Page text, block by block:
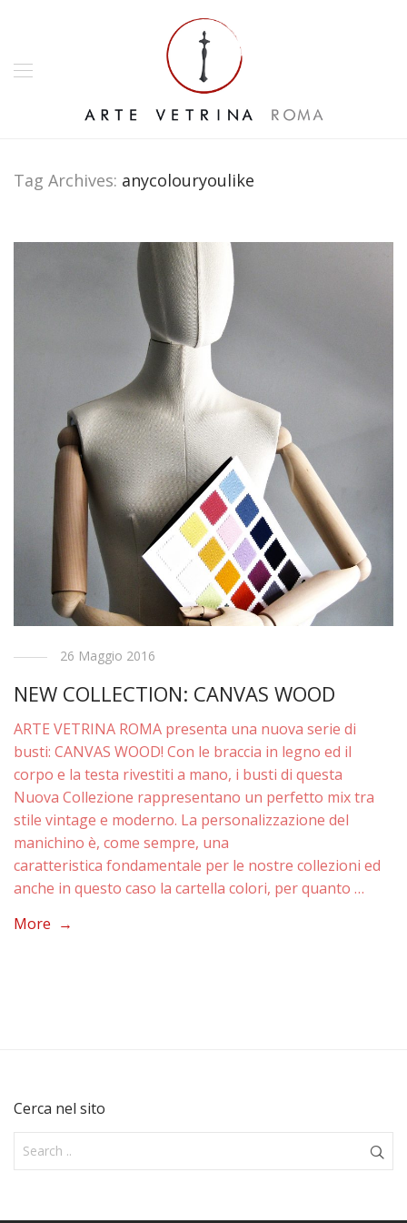
Tag Archives: anycolouryoulike
26 Maggio 2016
NEW COLLECTION: CANVAS WOOD
ARTE VETRINA ROMA presenta una nuova serie di
busti: CANVAS WOOD! Con le braccia in legno ed il
corpo e la testa rivestiti a mano, i busti di questa
Nuova Collezione rappresentano un perfetto mix tra
stile vintage e moderno. La personalizzazione del
manichino è, come sempre, una
caratteristica fondamentale per le nostre collezioni ed
anche in questo caso la cartella colori, per quanto …
More →
Cerca nel sito